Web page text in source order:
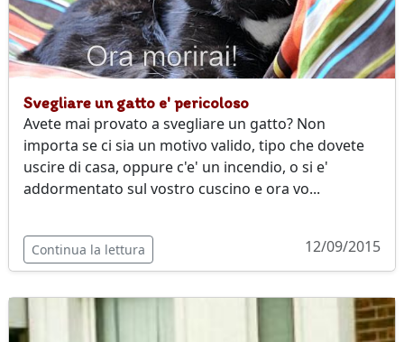
Svegliare un gatto e' pericoloso
Avete mai provato a svegliare un gatto? Non
importa se ci sia un motivo valido, tipo che dovete
uscire di casa, oppure c'e' un incendio, o si e'
addormentato sul vostro cuscino e ora vo...
Continua la lettura 12/09/2015